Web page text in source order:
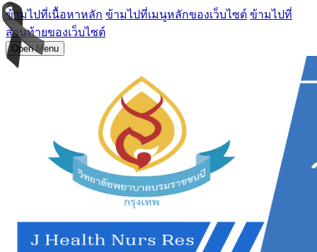
ข้ามไปที่เนื้อหาหลัก ข้ามไปที่เมนูหลักของเว็บไซต์ ข้ามไปที่
ส่วนท้ายของเว็บไซต์
Open Menu